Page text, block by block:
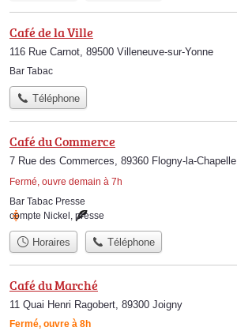
Café de la Ville
116 Rue Carnot, 89500 Villeneuve-sur-Yonne
Bar Tabac
Téléphone
Café du Commerce
7 Rue des Commerces, 89360 Flogny-la-Chapelle
Fermé, ouvre demain à 7h
Bar Tabac Presse
compte Nickel presse
Horaires Téléphone
Café du Marché
11 Quai Henri Ragobert, 89300 Joigny
Fermé, ouvre à 8h